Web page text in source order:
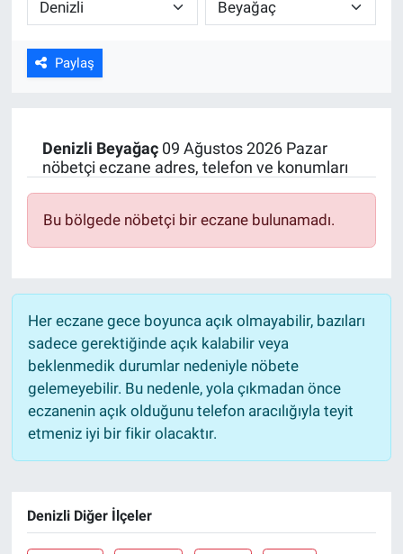
Paylaş
Denizli Beyağaç09 Ağustos 2026 Pazar
nöbetçi eczane adres, telefon ve konumları
Bu bölgede nöbetçi bir eczane bulunamadı.
Her eczane gece boyunca açık olmayabilir, bazıları
sadece gerektiğinde açık kalabilir veya
beklenmedik durumlar nedeniyle nöbete
gelemeyebilir. Bu nedenle, yola çıkmadan önce
eczanenin açık olduğunu telefon aracılığıyla teyit
etmeniz iyi bir fikir olacaktır.
Denizli Diğer İlçeler